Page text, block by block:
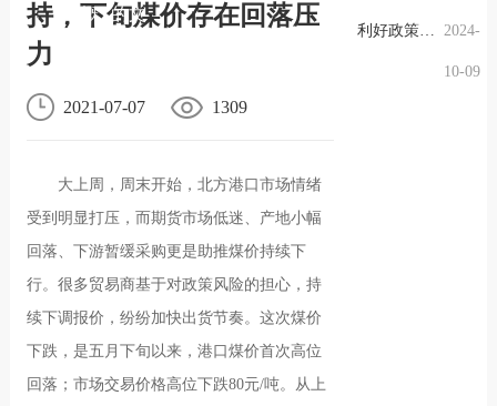
的概 的文
持，下旬煤价存在回落压
力
2021-07-07 1309
大上周，周末开始，北方港口市场情绪
受到明显打压，而期货市场低迷、产地小幅
回落、下游暂缓采购更是助推煤价持续下
行。很多贸易商基于对政策风险的担心，持
续下调报价，纷纷加快出货节奏。这次煤价
下跌，是五月下旬以来，港口煤价首次高位
回落；市场交易价格高位下跌80元/吨。从上
利好政策提振钢市信心，四季度行业需求或小幅上升 2024-
10-09